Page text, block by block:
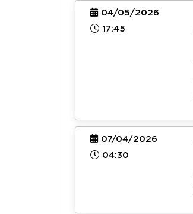
04/05/2026
17:45
07/04/2026
04:30